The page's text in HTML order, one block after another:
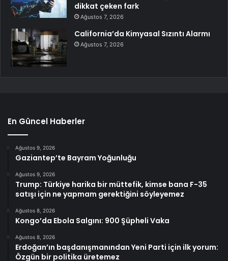
dikkat çeken fark
Ağustos 7, 2026
California’da Kimyasal Sızıntı Alarmı
Ağustos 7, 2026
En Güncel Haberler
Ağustos 9, 2026
Gaziantep’te Bayram Yoğunluğu
Ağustos 9, 2026
Trump: Türkiye harika bir müttefik, kimse bana F-35
satışı için ne yapmam gerektiğini söyleyemez
Ağustos 8, 2026
Kongo’da Ebola Salgını: 900 Şüpheli Vaka
Ağustos 8, 2026
Erdoğan’ın başdanışmanından Yeni Parti için ilk yorum:
Özgün bir politika üretemez